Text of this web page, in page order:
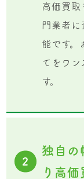
高価買取
門業者に
能です。
てをワン
す。
2
独自の
り高